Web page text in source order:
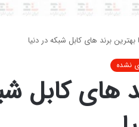
بهترین برند های کابل شبکه در دنیا
نشده
های کابل